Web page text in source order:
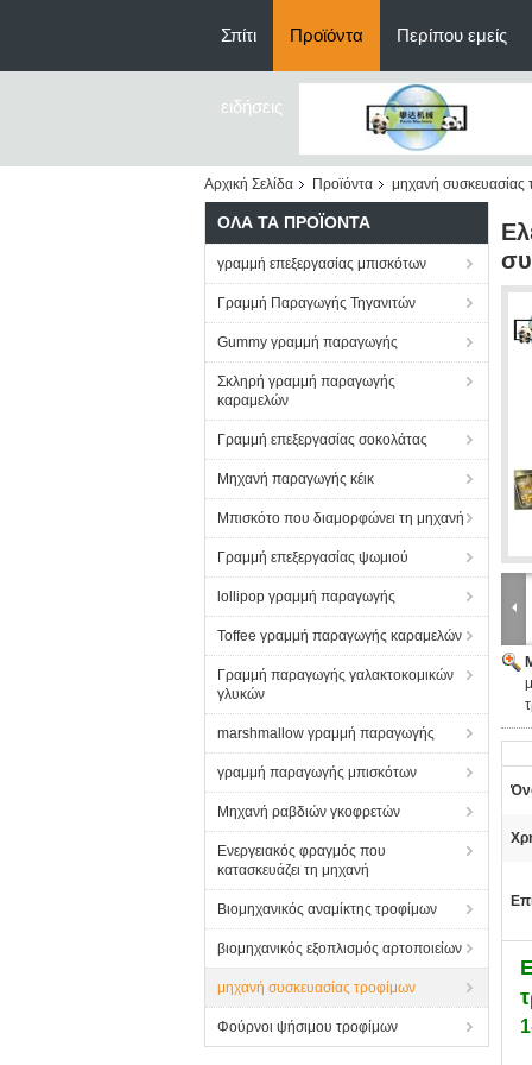
Σπίτι Προϊόντα Περίπου εμείς
ειδήσεις
Αρχική Σελίδα Προϊόντα μηχανή συσκευασίας
ΌΛΑ ΤΑ ΠΡΟΪΌΝΤΑ
γραμμή επεξεργασίας μπισκότων
Γραμμή Παραγωγής Τηγανιτών
Gummy γραμμή παραγωγής
Σκληρή γραμμή παραγωγής
καραμελών
Γραμμή επεξεργασίας σοκολάτας
Μηχανή παραγωγής κέικ
Μπισκότο που διαμορφώνει τη μηχανή
Γραμμή επεξεργασίας ψωμιού
lollipop γραμμή παραγωγής
Toffee γραμμή παραγωγής καραμελών
Γραμμή παραγωγής γαλακτοκομικών
γλυκών
marshmallow γραμμή παραγωγής
γραμμή παραγωγής μπισκότων
Μηχανή ραβδιών γκοφρετών
Ενεργειακός φραγμός που
κατασκευάζει τη μηχανή
Βιομηχανικός αναμίκτης τροφίμων
βιομηχανικός εξοπλισμός αρτοποιείων
μηχανή συσκευασίας τροφίμων
Φούρνοι ψήσιμου τροφίμων